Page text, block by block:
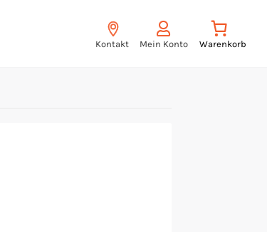
Kontakt Mein Konto